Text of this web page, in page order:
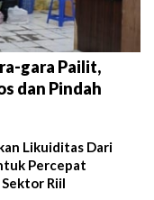
gara Pailit,
dan Pindah
Likuiditas Dari
Percepat
Riil